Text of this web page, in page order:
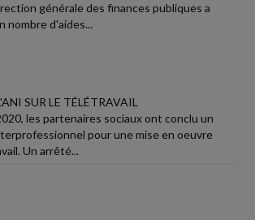
générale des finances publiques a
nombre d'aides...
SUR LE TÉLÉTRAVAIL
les partenaires sociaux ont conclu un
pour une mise en oeuvre
Un arrêté...